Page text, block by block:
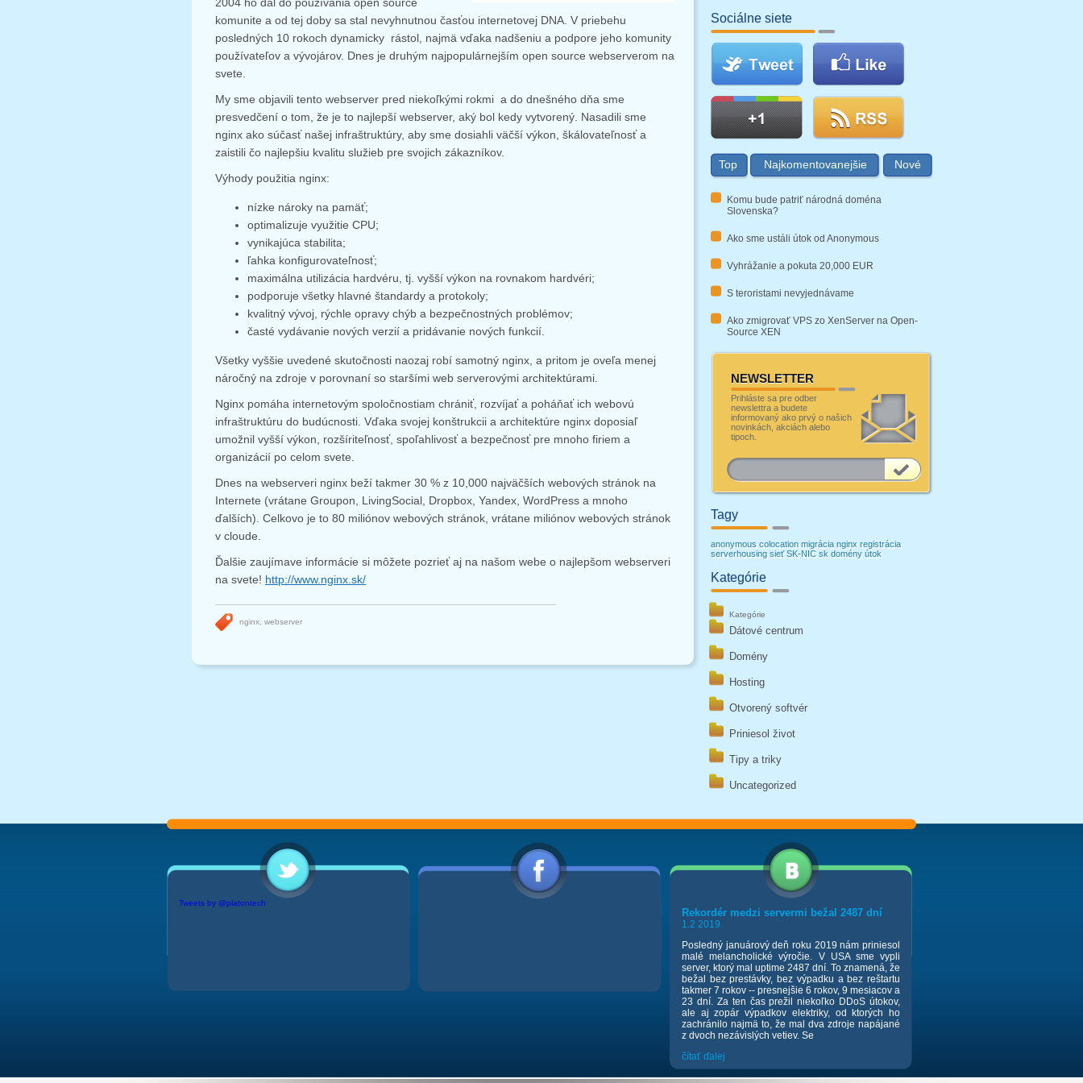
komunite a od tej doby sa stal nevyhnutnou časťou internetovej DNA. V priebehu
posledných 10 rokoch dynamicky rástol, najmä vďaka nadšeniu a podpore jeho komunity
používateľov a vývojárov. Dnes je druhým najpopulárnejším open source webserverom na
svete.
My sme objavili tento webserver pred niekoľkými rokmi a do dnešného dňa sme
presvedčení o tom, že je to najlepší webserver, aký bol kedy vytvorený. Nasadili sme
nginx ako súčasť našej infraštruktúry, aby sme dosiahli väčší výkon, škálovateľnosť a
zaistili čo najlepšiu kvalitu služieb pre svojich zákazníkov.
Výhody použitia nginx:
nízke nároky na pamäť;
optimalizuje využitie CPU;
vynikajúca stabilita;
ľahka konfigurovateľnosť;
maximálna utilizácia hardvéru, tj. vyšší výkon na rovnakom hardvéri;
podporuje všetky hlavné štandardy a protokoly;
kvalitný vývoj, rýchle opravy chýb a bezpečnostných problémov;
časté vydávanie nových verzií a pridávanie nových funkcií.
Všetky vyššie uvedené skutočnosti naozaj robí samotný nginx, a pritom je oveľa menej
náročný na zdroje v porovnaní so staršími web serverovými architektúrami.
Nginx pomáha internetovým spoločnostiam chrániť, rozvíjať a poháňať ich webovú
infraštruktúru do budúcnosti. Vďaka svojej konštrukcii a architektúre nginx doposiaľ
umožnil vyšší výkon, rozšíriteľnosť, spoľahlivosť a bezpečnosť pre mnoho firiem a
organizácií po celom svete.
Dnes na webserveri nginx beží takmer 30 % z 10,000 najväčších webových stránok na
Internete (vrátane Groupon, LivingSocial, Dropbox, Yandex, WordPress a mnoho
ďalších). Celkovo je to 80 miliónov webových stránok, vrátane miliónov webových stránok
v cloude.
Ďalšie zaujímave informácie si môžete pozrieť aj na našom webe o najlepšom webserveri
na svete! http://www.nginx.sk/
nginx webserver
Sociálne siete
Top Najkomentovanejšie Nové
Komu bude patriť národná doména
Slovenska?
Ako sme ustáli útok od Anonymous
Vyhrážanie a pokuta 20,000 EUR
S teroristami nevyjednávame
Ako zmigrovať VPS zo XenServer na Open-
Source XEN
NEWSLETTER
Prihláste sa pre odber
newslettra a budete
informovaný ako prvý o našich
novinkách, akciách alebo
tipoch.
Tagy
anonymous colocation migrácia nginx registrácia
serverhousing sieť SK-NIC sk domény útok
Kategórie
Kategórie
Dátové centrum
Domény
Hosting
Otvorený softvér
Priniesol život
Tipy a triky
Uncategorized
Tweets by @platontech
Rekordér medzi servermi bežal 2487 dní
1.2 2019
Posledný januárový deň roku 2019 nám priniesol
malé melancholické výročie. V USA sme vypli
server, ktorý mal uptime 2487 dní. To znamená, že
bežal bez prestávky, bez výpadku a bez reštartu
takmer 7 rokov -- presnejšie 6 rokov, 9 mesiacov a
23 dní. Za ten čas prežil niekoľko DDoS útokov,
ale aj zopár výpadkov elektriky, od ktorých ho
zachránilo najmä to, že mal dva zdroje napájané
z dvoch nezávislých vetiev. Se
čítať ďalej